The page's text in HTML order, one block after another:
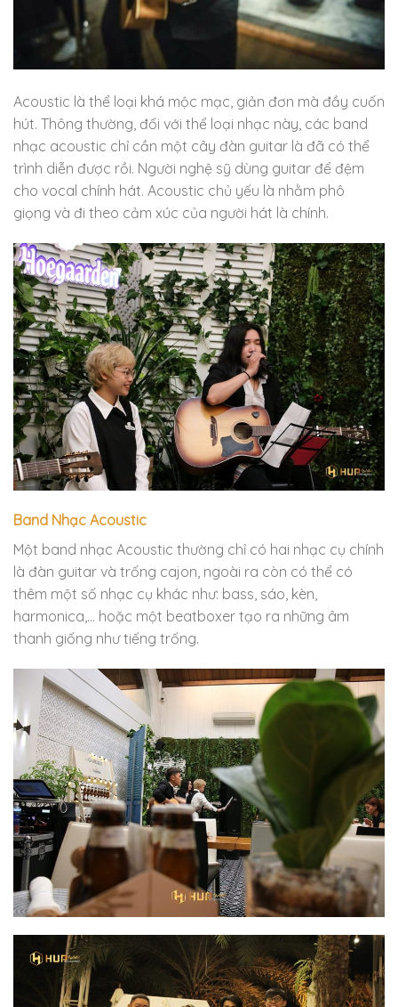
Acoustic là thể loại khá mộc mạc, giản đơn mà đầy cuốn
hút. Thông thường, đối với thể loại nhạc này, các band
nhạc acoustic chỉ cần một cây đàn guitar là đã có thể
trình diễn được rồi. Người nghệ sỹ dùng guitar để đệm
cho vocal chính hát. Acoustic chủ yếu là nhằm phô
giọng và đi theo cảm xúc của người hát là chính.
Band Nhạc Acoustic
Một band nhạc Acoustic thường chỉ có hai nhạc cụ chính
là đàn guitar và trống cajon, ngoài ra còn có thể có
thêm một số nhạc cụ khác như: bass, sáo, kèn,
harmonica,… hoặc một beatboxer tạo ra những âm
thanh giống như tiếng trống.